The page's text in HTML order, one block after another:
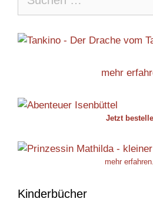
nach:
mehr
Jetzt
mehr
Kinderbücher